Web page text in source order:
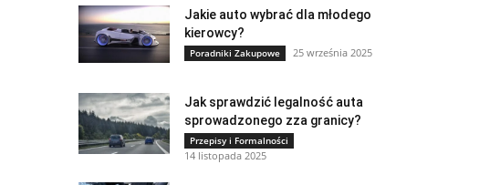
Jakie auto wybrać dla młodego
kierowcy?
Poradniki Zakupowe 25 września 2025
Jak sprawdzić legalność auta
sprowadzonego zza granicy?
Przepisy i Formalności
14 listopada 2025